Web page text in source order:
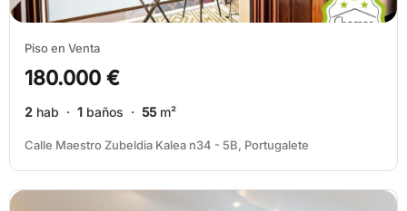
Piso en Venta
180.000 €
2 hab · 1 baños · 55m²
Calle Maestro Zubeldia Kalea n34 - 5B, Portugalete